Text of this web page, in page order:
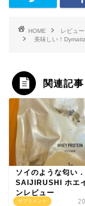
HOME レビュー
美味しい！
関連記事
サプリメント
ソイのような匂い．
SAIJIRUSHI ホエ
ンレビュー